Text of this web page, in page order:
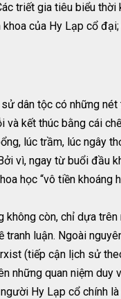
triết gia tiêu biểu
của Hy Lạp cổ
dân tộc có những
kết thúc bằng cái
lúc trầm, lúc ngây
vì, ngay từ buổi đầu
học “vô tiền
còn, chỉ dựa
luận. Ngoài
(tiếp cận lịch sử
những quan niệm
Hy Lạp cổ chính